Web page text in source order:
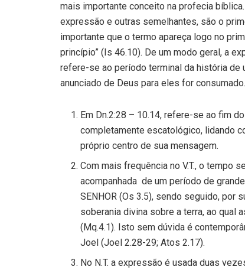
mais importante conceito na profecia
expressão e outras semelhantes, são o
importante que o termo apareça logo no
princípio” (Is 46.10). De um modo geral, a
refere-se ao período terminal da história de
anunciado de Deus para eles for consumado.
Em Dn.2:28 – 10.14, refere-se ao fim
completamente escatológico, lidando
próprio centro de sua mensagem.
Com mais frequência no V.T., o tempo
acompanhada de um período de
SENHOR (Os 3.5), sendo seguido, por
soberania divina sobre a terra, ao qual
(Mq.4.1). Isto sem dúvida é
Joel (Joel 2.28-29; Atos 2.17).
No N.T. a expressão é usada duas